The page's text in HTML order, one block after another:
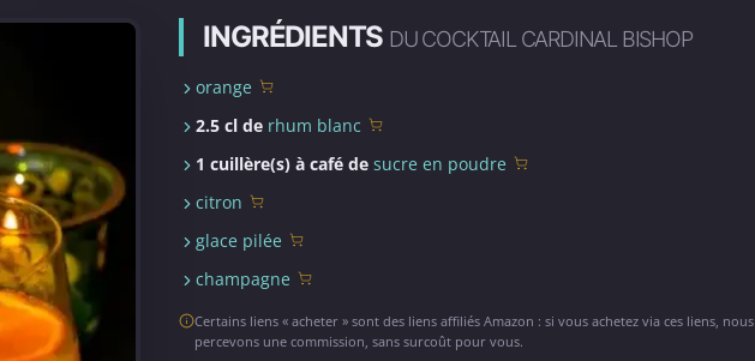
INGRÉDIENTS DU COCKTAIL CARDINAL BISHOP
orange
2.5 cl de rhum blanc
1 cuillère(s) à café desucre en poudre
citron
glace pilée
champagne
Certains liens « acheter » sont des liens affiliés Amazon : si vous achetez via ces liens, nous
percevons une commission, sans surcoût pour vous.